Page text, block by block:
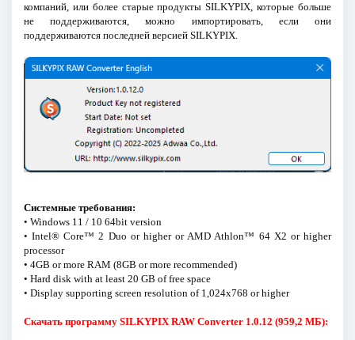
компаний, или более старые продукты SILKYPIX, которые больше
не поддерживаются, можно импортировать, если они
поддерживаются последней версией SILKYPIX.
Системные требования:
• Windows 11 / 10 64bit version
• Intel® Core™ 2 Duo or higher or AMD Athlon™ 64 X2 or higher
processor
• 4GB or more RAM (8GB or more recommended)
• Hard disk with at least 20 GB of free space
• Display supporting screen resolution of 1,024x768 or higher
Скачать программу SILKYPIX RAW Converter 1.0.12 (959,2 МБ):